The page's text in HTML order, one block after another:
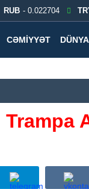
RUB - 0.022704
CƏMIYYƏT DÜNYA
Trampa